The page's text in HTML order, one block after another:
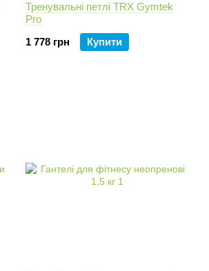
Тренувальні петлі TRX Gymtek
Pro
1 778 грн
Купити